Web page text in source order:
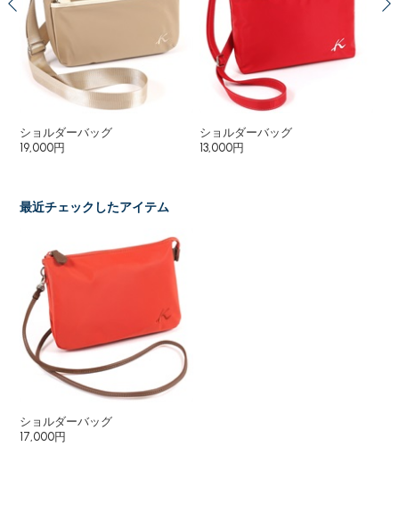
ショルダーバッグ
19,000円
ショルダーバッグ
13,000円
最近チェックしたアイテム
ショルダーバッグ
17,000円